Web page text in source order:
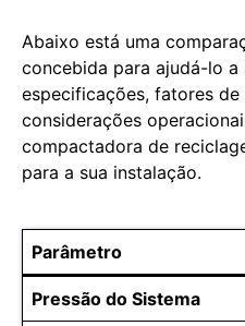
Abaixo está uma
concebida para ajudá-lo a
especificações, fatores de
considerações
compactadora de
para a sua instalação.
Parâmetro
Pressão do Sistema